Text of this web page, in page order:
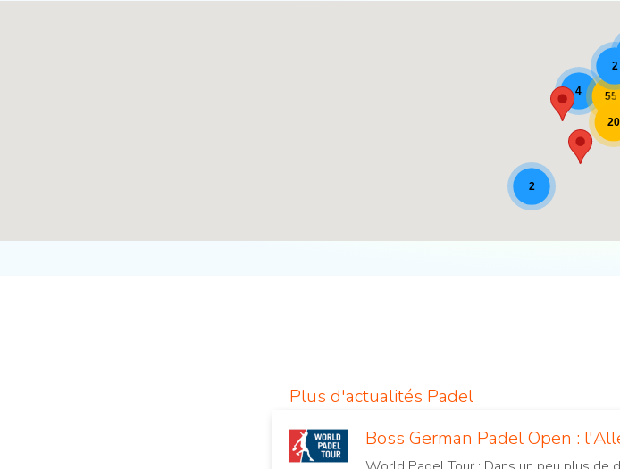
4 55
20
2
2
Plus d'actualités Padel
Boss German Padel Open :